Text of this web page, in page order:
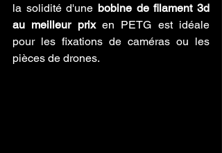
la solidité d'une bobine de filament 3d
au meilleur prix en PETG est idéale
pour les fixations de caméras ou les
pièces de drones.